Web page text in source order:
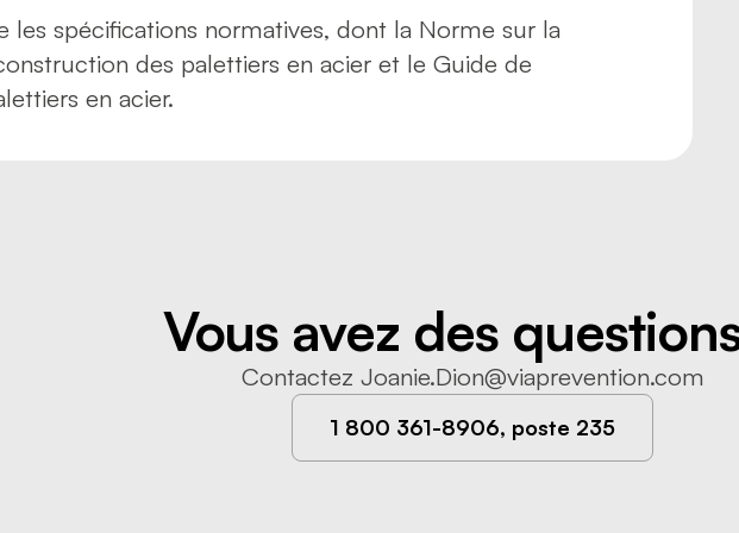
les spécifications normatives, dont la Norme sur la
des palettiers en acier et le Guide de
en acier.
Vous avez des
Contactez Joanie.Dion@viaprevention.com
1 800 361-8906, poste 235